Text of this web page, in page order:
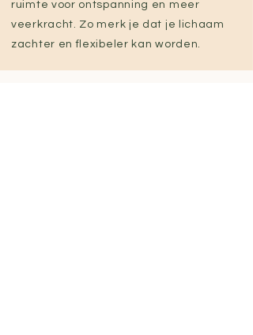
ruimte voor ontspanning en meer
veerkracht. Zo merk je dat je lichaam
zachter en flexibeler kan worden.